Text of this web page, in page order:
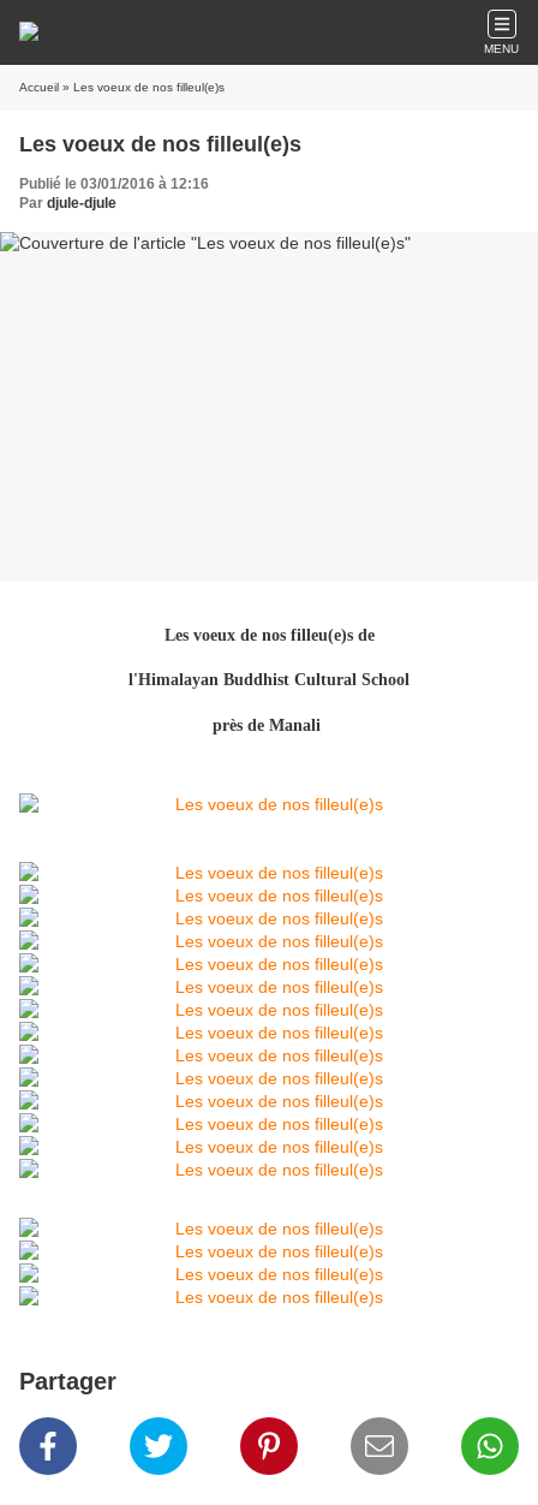
MENU
Accueil » Les voeux de nos filleul(e)s
Les voeux de nos filleul(e)s
Publié le 03/01/2016 à 12:16
Par djule-djule
Les voeux de nos filleu(e)s de
l'Himalayan Buddhist Cultural School
près de Manali
Partager